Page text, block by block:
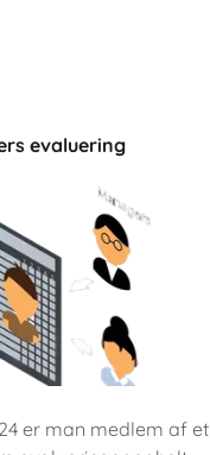
evaluering
er man medlem af et